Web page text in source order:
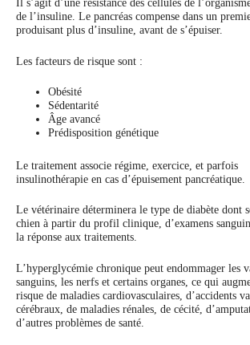
Il s’agit d’une résistance des cellules de
de l’insuline. Le pancréas compense dans un
produisant plus d’insuline, avant de s’épuiser.
Les facteurs de risque sont :
Obésité
Sédentarité
Âge avancé
Prédisposition génétique
Le traitement associe régime, exercice, et parfois
insulinothérapie en cas d’épuisement pancréatique.
Le vétérinaire déterminera le type de diabète dont
chien à partir du profil clinique, d’examens
la réponse aux traitements.
L’hyperglycémie chronique peut endommager les
sanguins, les nerfs et certains organes, ce qui
risque de maladies cardiovasculaires, d’accidents
cérébraux, de maladies rénales, de cécité,
d’autres problèmes de santé.